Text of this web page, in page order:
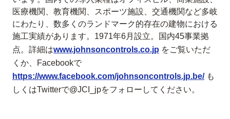
医療機関、教育機関、スポーツ施設、交通機関など多岐
にわたり、数多くのランドマーク的存在の建物における
施工実績があります。1971年6月設立。国内45事業拠
点。詳細はwww.johnsoncontrols.co.jp をご覧いただ
くか、Facebookで
https://www.facebook.com/johnsoncontrols.jp.be/も
しくはTwitterで@JCI_jpをフォローしてください。